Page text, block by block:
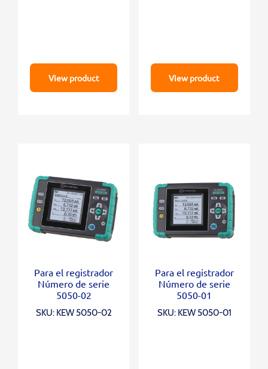
View product View product
Para el registrador
Número de serie
5050-02
SKU: KEW 5050-02
Para el registrador
Número de serie
5050-01
SKU: KEW 5050-01